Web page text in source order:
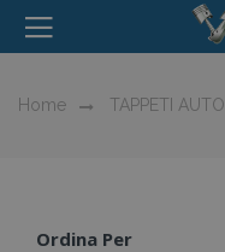
Home TAPPETI AUTO
Ordina Per